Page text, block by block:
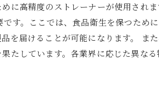
に高精度のストレーナーが使用され
す。ここでは、食品衛生を保つため
を届けることが可能になります。 ま
たしています。各業界に応じた異な